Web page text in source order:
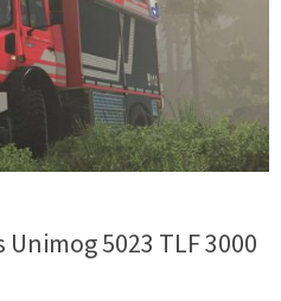
5023 TLF 3000